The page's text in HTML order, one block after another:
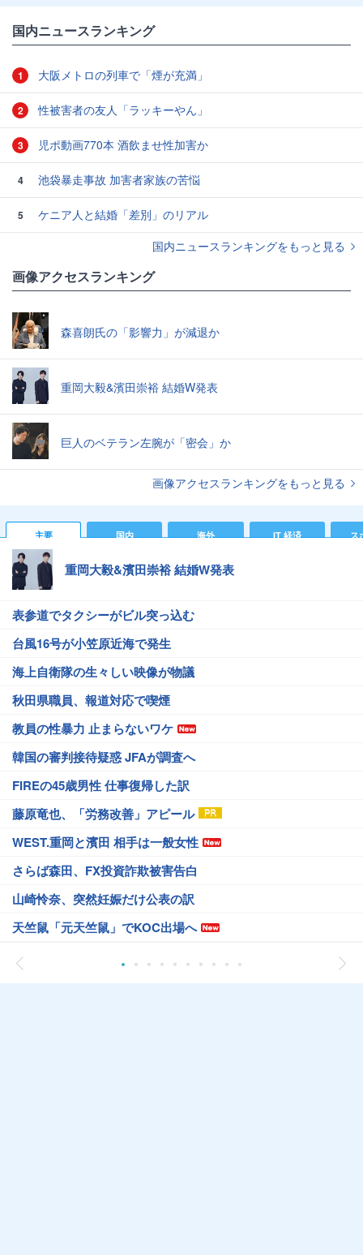
国内ニュースランキング
1 大阪メトロの列車で「煙が充満」
2 性被害者の友人「ラッキーやん」
3 児ポ動画770本 酒飲ませ性加害か
4 池袋暴走事故 加害者家族の苦悩
5
ケニア人と結婚「差別」のリアル
国内ニュースランキングをもっと見る
画像アクセスランキング
森喜朗氏の「影響力」が減退か
重岡大毅&濱田崇裕 結婚W発表
巨人のベテラン左腕が「密会」か
画像アクセスランキングをもっと見る
主要 国内 海外 IT 経済 ス
重岡大毅&濱田崇裕 結婚W発表
表参道でタクシーがビル突っ込む
台風16号が小笠原近海で発生
海上自衛隊の生々しい映像が物議
秋田県職員、報道対応で喫煙
教員の性暴力 止まらないワケ
韓国の審判接待疑惑 JFAが調査へ
FIREの45歳男性 仕事復帰した訳
藤原竜也、「労務改善」アピール
WEST.重岡と濱田 相手は一般女性
さらば森田、FX投資詐欺被害告白
山崎怜奈、突然妊娠だけ公表の訳
天竺鼠「元天竺鼠」でKOC出場へ